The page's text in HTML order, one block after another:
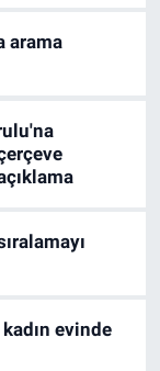
arama
evinde